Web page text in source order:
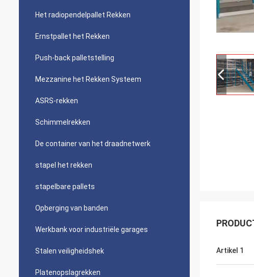
Het radiopendelpallet Rekken
Ernstpallet het Rekken
Push-back palletstelling
Mezzanine het Rekken Systeem
ASRS-rekken
Schimmelrekken
De container van het draadnetwerk
stapel het rekken
stapelbare pallets
Opberging van banden
Werkbank voor industriële garages
Stalen veiligheidshek
Platenopslagrekken
Artikel 1